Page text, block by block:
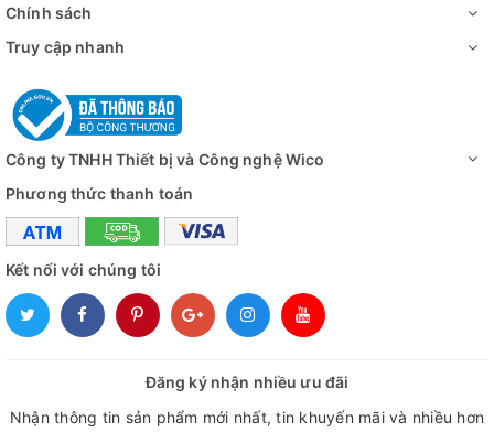
Chính sách
Truy cập nhanh
Công ty TNHH Thiết bị và Công nghệ Wico
Phương thức thanh toán
Kết nối với chúng tôi
Đăng ký nhận nhiều ưu đãi
Nhận thông tin sản phẩm mới nhất, tin khuyến mãi và nhiều hơn